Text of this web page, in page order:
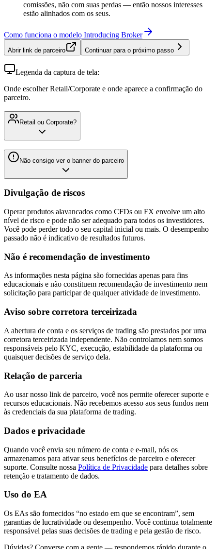
comissões, não com suas perdas — então nossos interesses
estão alinhados com os seus.
Como funciona o modelo Introducing Broker
Abrir link de parceiro Continuar para o próximo passo
Legenda da captura de tela:
Onde escolher Retail/Corporate e onde aparece a confirmação do
parceiro.
Retail ou Corporate?
Não consigo ver o banner do parceiro
Divulgação de riscos
Operar produtos alavancados como CFDs ou FX envolve um alto
nível de risco e pode não ser adequado para todos os investidores.
Você pode perder todo o seu capital inicial ou mais. O desempenho
passado não é indicativo de resultados futuros.
Não é recomendação de investimento
As informações nesta página são fornecidas apenas para fins
educacionais e não constituem recomendação de investimento nem
solicitação para participar de qualquer atividade de investimento.
Aviso sobre corretora terceirizada
A abertura de conta e os serviços de trading são prestados por uma
corretora terceirizada independente. Não controlamos nem somos
responsáveis pelo KYC, execução, estabilidade da plataforma ou
quaisquer decisões de serviço dela.
Relação de parceria
Ao usar nosso link de parceiro, você nos permite oferecer suporte e
recursos educacionais. Não recebemos acesso aos seus fundos nem
às credenciais da sua plataforma de trading.
Dados e privacidade
Quando você envia seu número de conta e e-mail, nós os
armazenamos para ativar seus benefícios de parceiro e oferecer
suporte. Consulte nossa Política de Privacidade para detalhes sobre
retenção e tratamento de dados.
Uso do EA
Os EAs são fornecidos “no estado em que se encontram”, sem
garantias de lucratividade ou desempenho. Você continua totalmente
responsável pelas suas decisões de trading e pela gestão de risco.